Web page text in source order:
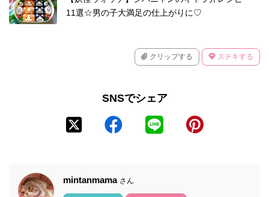
11選☆男の子大満足の仕上がりに♡
クリップする ステキする
SNSでシェア
mintanmama さん